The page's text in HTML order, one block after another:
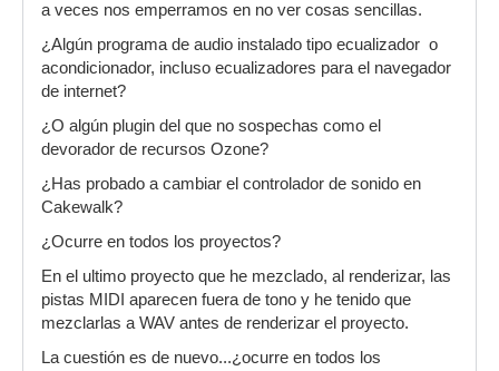
a veces nos emperramos en no ver cosas sencillas.
¿Algún programa de audio instalado tipo ecualizador o
acondicionador, incluso ecualizadores para el navegador
de internet?
¿O algún plugin del que no sospechas como el
devorador de recursos Ozone?
¿Has probado a cambiar el controlador de sonido en
Cakewalk?
¿Ocurre en todos los proyectos?
En el ultimo proyecto que he mezclado, al renderizar, las
pistas MIDI aparecen fuera de tono y he tenido que
mezclarlas a WAV antes de renderizar el proyecto.
La cuestión es de nuevo...¿ocurre en todos los